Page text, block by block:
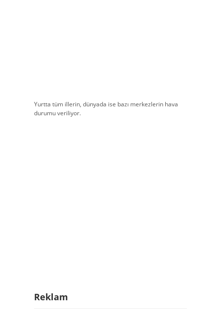
Yurtta tüm illerin, dünyada ise bazı merkezlerin hava
durumu veriliyor.
Reklam